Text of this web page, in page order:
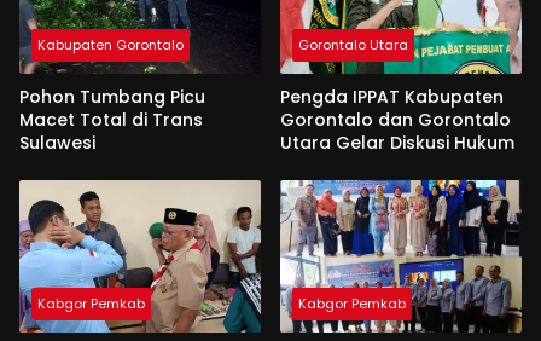
Kabupaten Gorontalo
Pohon Tumbang Picu
Macet Total di Trans
Sulawesi
Gorontalo Utara
Pengda IPPAT Kabupaten
Gorontalo dan Gorontalo
Utara Gelar Diskusi Hukum
Kabgor Pemkab Kabgor Pemkab